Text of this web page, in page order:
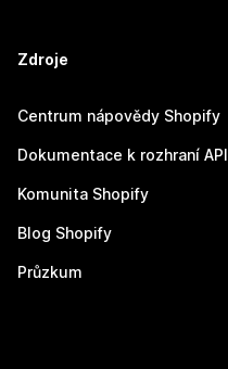
Zdroje
Centrum nápovědy Shopify
Dokumentace k rozhraní API
Komunita Shopify
Blog Shopify
Průzkum